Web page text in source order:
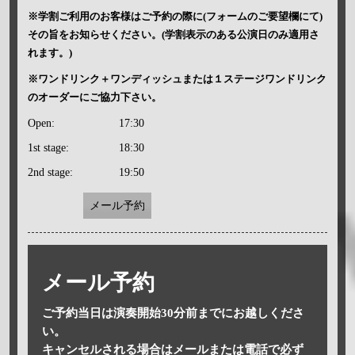
※学割ご利用のお客様はご予約の際に(フォームのご要望欄にて)
その旨をお知らせください。(学割表示のある公演日のみ適用さ
れます。)
※ワンドリンク＋ワンディッシュまたは１ステージワンドリンク
のオーダーにご協力下さい。
Open: 17:30
1st stage: 18:30
2nd stage: 19:50
メール予約
メール予約
ご予約当日は演奏開始30分前までにお越しくださ
い。
キャンセルされる場合はメールまたは電話で必ず